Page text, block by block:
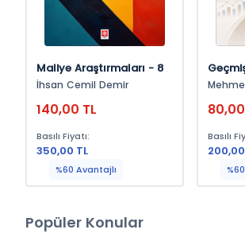
En İyi Sosyal
Kitapları
İncelemek için
ve üzeri
Maliye Araştırmaları - 8
İhsan Cemil Demir
140,00 TL
Basılı Fiyatı:
350,00 TL
%60 Avantajlı
Basılı
Popüler Konular